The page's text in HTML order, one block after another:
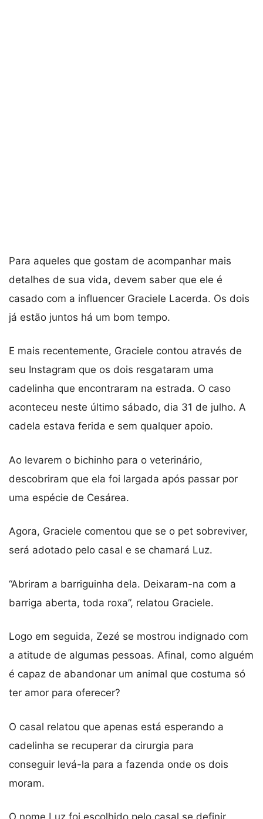
Para aqueles que gostam de acompanhar mais
detalhes de sua vida, devem saber que ele é
casado com a influencer Graciele Lacerda. Os dois
já estão juntos há um bom tempo.
E mais recentemente, Graciele contou através de
seu Instagram que os dois resgataram uma
cadelinha que encontraram na estrada. O caso
aconteceu neste último sábado, dia 31 de julho. A
cadela estava ferida e sem qualquer apoio.
Ao levarem o bichinho para o veterinário,
descobriram que ela foi largada após passar por
uma espécie de Cesárea.
Agora, Graciele comentou que se o pet sobreviver,
será adotado pelo casal e se chamará Luz.
“Abriram a barriguinha dela. Deixaram-na com a
barriga aberta, toda roxa”, relatou Graciele.
Logo em seguida, Zezé se mostrou indignado com
a atitude de algumas pessoas. Afinal, como alguém
é capaz de abandonar um animal que costuma só
ter amor para oferecer?
O casal relatou que apenas está esperando a
cadelinha se recuperar da cirurgia para
conseguir levá-la para a fazenda onde os dois
moram.